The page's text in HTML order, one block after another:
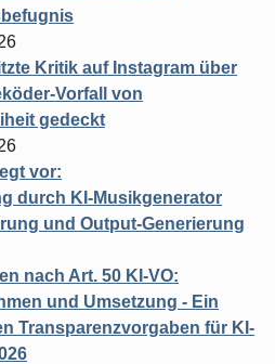
Kritik auf Instagram über
Vorfall von
gedeckt
vor:
durch KI-Musikgenerator
und Output-Generierung
nach Art. 50 KI-VO:
und Umsetzung - Ein
Transparenzvorgaben für KI-